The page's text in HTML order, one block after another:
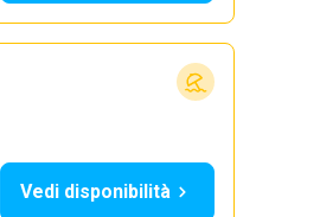
Vedi disponibilità